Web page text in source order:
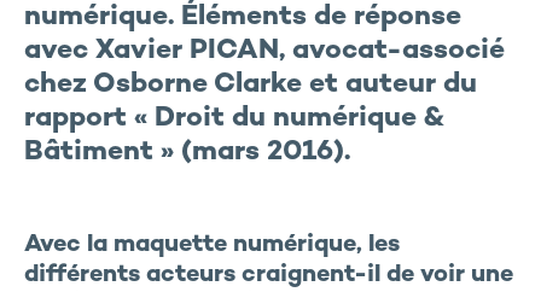
numérique. Éléments de réponse
avec Xavier PICAN, avocat-associé
chez Osborne Clarke et auteur du
rapport « Droit du numérique &
Bâtiment » (mars 2016).
Avec la maquette numérique, les
différents acteurs craignent-il de voir une